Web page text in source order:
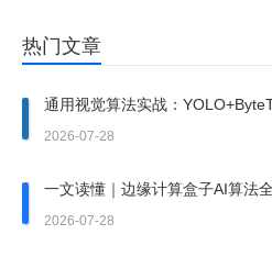
热门文章
通用视觉算法实战：
2026-07-28
一文读懂｜边缘计算盒子AI算法
配）
2026-07-28